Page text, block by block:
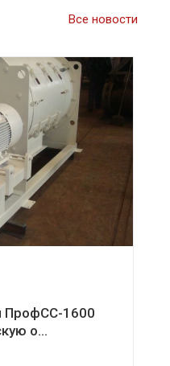
Все новости
ПрофСС-1600
о...